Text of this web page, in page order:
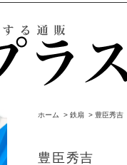
ホーム > 鉄扇 > 豊臣秀吉
豊臣秀吉